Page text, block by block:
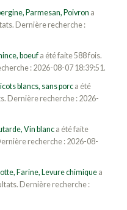
Parmesan, Poivron a
Dernière recherche :
boeufa été faite 588 fois.
: 2026-08-07 18:39:51.
blancs, sans porca été
Dernière recherche : 2026-
Vin blanca été faite
recherche : 2026-08-
Farine, Levure chimiquea
Dernière recherche :